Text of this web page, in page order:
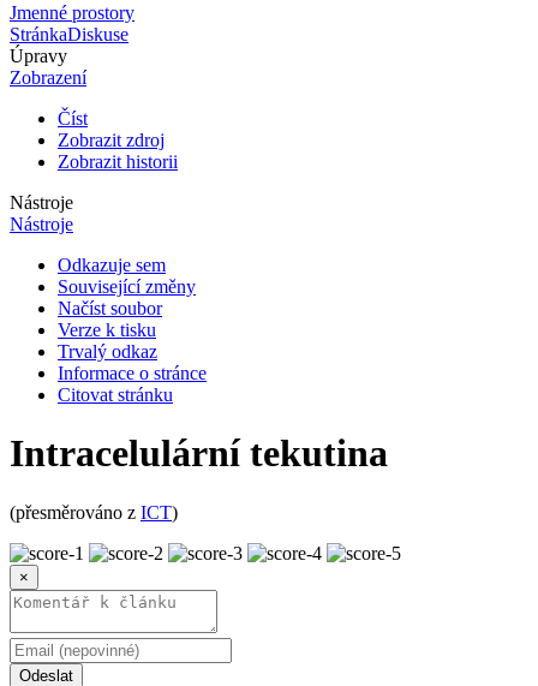
Jmenné prostory
StránkaDiskuse
Úpravy
Zobrazení
Číst
Zobrazit zdroj
Zobrazit historii
Nástroje
Nástroje
Odkazuje sem
Související změny
Načíst soubor
Verze k tisku
Trvalý odkaz
Informace o stránce
Citovat stránku
Intracelulární tekutina
(přesměrováno z ICT)
×
Odeslat